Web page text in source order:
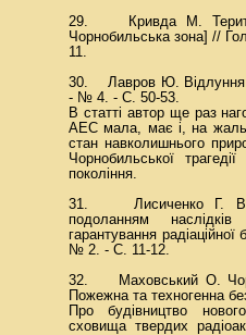
29. Кривда М.
Чорнобильська зона] //
11.
30. Лавров Ю. Відлуння
- № 4. - С. 50-53.
В статті автор ще раз
АЕС мала, має і, на
стан навколишнього
Чорнобильської
покоління.
31. Лисиченко Г. В.
подоланням
гарантування
№ 2. - С. 11-12.
32. Маховський О.
Пожежна та техногенна
Про будівництво
сховища твердих